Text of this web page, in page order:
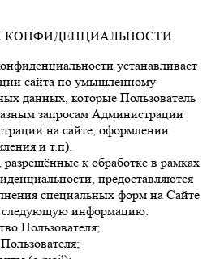
КОНФИДЕНЦИАЛЬНОСТИ
устанавливает
сайта по умышленному
данных, которые Пользователь
запросам Администрации
на сайте, оформлении
и т.п).
к обработке в рамках
предоставляются
специальных форм на Сайте
следующую информацию:
Пользователя;